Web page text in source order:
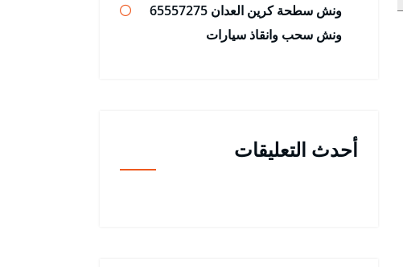
ونش سطحة كرين العدان 65557275
ونش سحب وانقاذ سيارات
أحدث التعليقات